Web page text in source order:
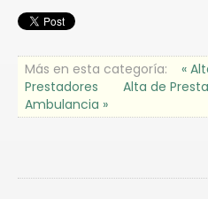
Más en esta categoría:
«
Prestadores
Alta de
Ambulancia »